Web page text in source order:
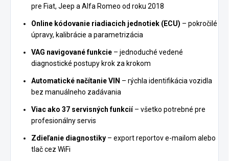
pre Fiat, Jeep a Alfa Romeo od roku 2018
Online kódovanie riadiacich jednotiek (ECU) – pokročilé
úpravy, kalibrácie a parametrizácia
VAG navigované funkcie – jednoduché vedené
diagnostické postupy krok za krokom
Automatické načítanie VIN – rýchla identifikácia vozidla
bez manuálneho zadávania
Viac ako 37 servisných funkcií– všetko potrebné pre
profesionálny servis
Zdieľanie diagnostiky – export reportov e-mailom alebo
tlač cez WiFi